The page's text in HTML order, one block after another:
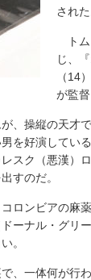
された
トム
じ、
（14
が監督
、操縦の天才
を好演してい
スク（悪漢）
すのだ。
ロンビアの麻
ーナル・グリ
。
、一体何が行